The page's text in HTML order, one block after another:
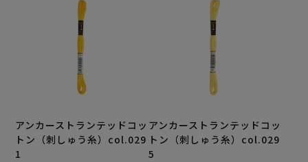
アンカーストランテッドコッ
トン（刺しゅう糸）col.029
1
アンカーストランテッドコッ
トン（刺しゅう糸）col.029
5